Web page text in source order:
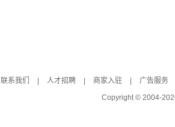
联系我们 人才招聘 商家入驻 广告服务
Copyright © 2004-